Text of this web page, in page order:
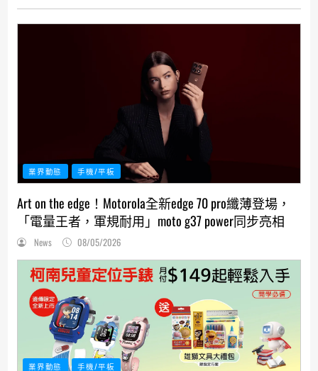
業界動態 手機/平板
Art on the edge！Motorola全新edge 70 pro纖薄登場，
「電量王者，軍規耐用」moto g37 power同步亮相
News 08/05/2026
業界動態 手機/平板